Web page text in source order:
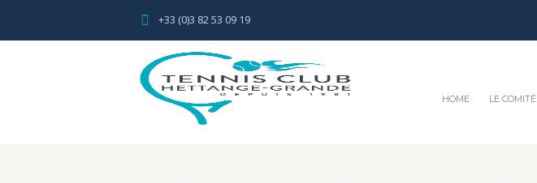
+33 (0)3 82 53 09 19
HOME LE COMITÉ